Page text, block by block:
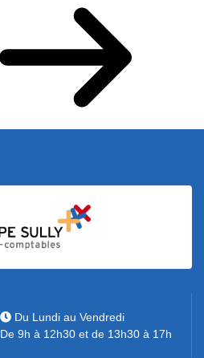
Du Lundi au Vendredi
De 9h à 12h30 et de 13h30 à 17h